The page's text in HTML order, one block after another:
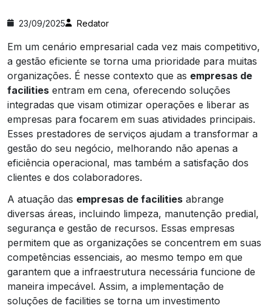
23/09/2025 Redator
Em um cenário empresarial cada vez mais competitivo,
a gestão eficiente se torna uma prioridade para muitas
organizações. É nesse contexto que as empresas de
facilities entram em cena, oferecendo soluções
integradas que visam otimizar operações e liberar as
empresas para focarem em suas atividades principais.
Esses prestadores de serviços ajudam a transformar a
gestão do seu negócio, melhorando não apenas a
eficiência operacional, mas também a satisfação dos
clientes e dos colaboradores.
A atuação das empresas de facilities abrange
diversas áreas, incluindo limpeza, manutenção predial,
segurança e gestão de recursos. Essas empresas
permitem que as organizações se concentrem em suas
competências essenciais, ao mesmo tempo em que
garantem que a infraestrutura necessária funcione de
maneira impecável. Assim, a implementação de
soluções de facilities se torna um investimento